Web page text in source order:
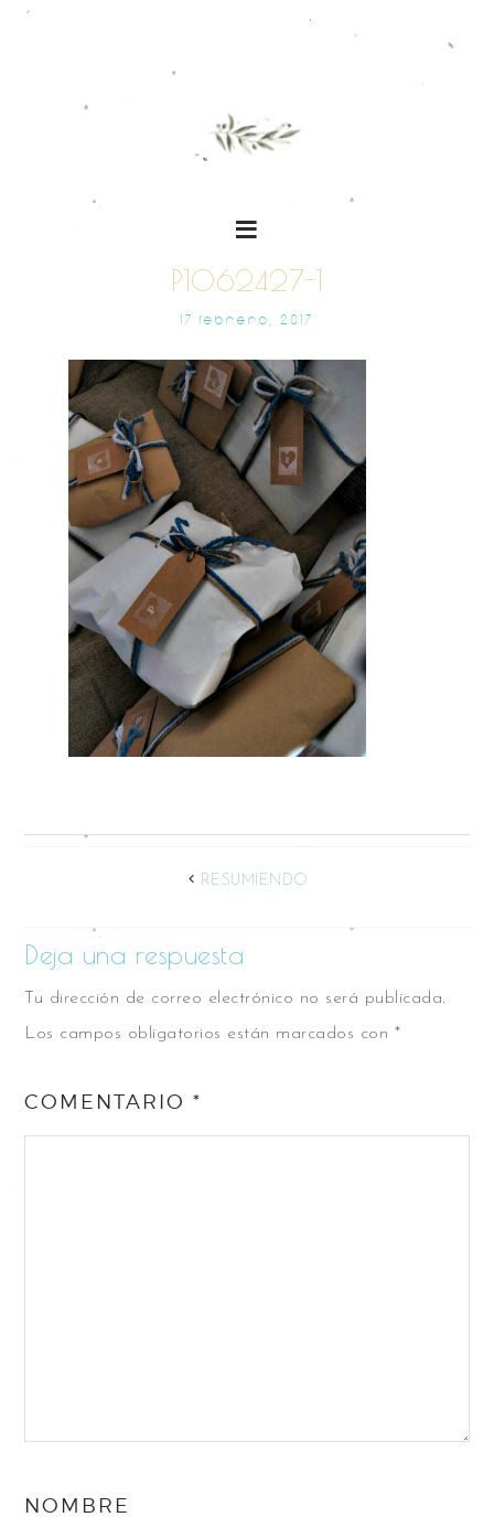
P1062427-1
17 FEBRERO, 2017
RESUMIENDO
Deja una respuesta
Tu dirección de correo electrónico no será publicada.
Los campos obligatorios están marcados con *
COMENTARIO*
NOMBRE